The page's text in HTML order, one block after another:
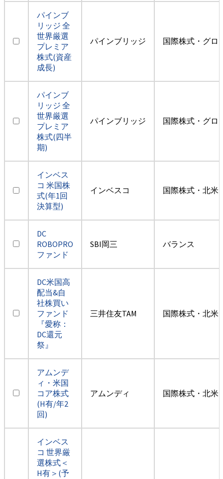
パインブ
リッジ 全
世界厳選
プレミア
株式(資産
成長)
パインブリッジ 国際株式・グロ
パインブ
リッジ 全
世界厳選
プレミア
株式(四半
期)
パインブリッジ 国際株式・グロ
インベス
コ 米国株
式(年1回
決算型)
インベスコ 国際株式・北米
DC
ROBOPRO
ファンド
SBI岡三 バランス
DC米国高
配当&自
社株買い
ファンド
『愛称：
DC還元
祭』
三井住友TAM 国際株式・北米
アムンデ
ィ・米国
コア株式
(H有/年2
回)
アムンディ 国際株式・北米
インベス
コ 世界厳
選株式＜
H有＞(予